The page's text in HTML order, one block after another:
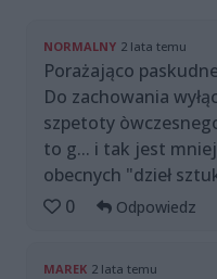
NORMALNY 2 lata temu
Porażająco
Do zachowania
szpetoty
to g... i tak jest
obecnych "dzieł
0
Odpowiedz
MAREK 2 lata temu